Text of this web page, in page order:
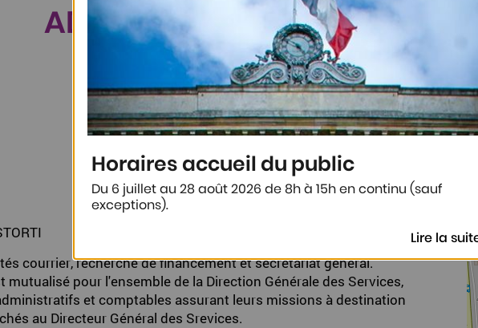
ADMINISTRATION DE LA
GÉNÉRALE
courrier, recherche de financement et secrétariat général.
mutualisé pour l'ensemble de la Direction Générale des Services,
et comptables assurant leurs missions à destination
au Directeur Général des Srevices.
Horaires accueil du public
Du 6 juillet au 28 août 2026 de 8h à 15h en continu (sauf
exceptions).
Lire la